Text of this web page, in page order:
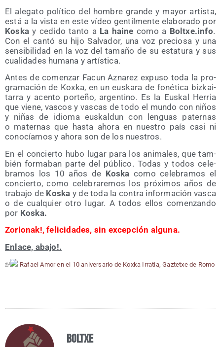
El ale­ga­to polí­ti­co del hom­bre gran­de y mayor artis­ta,
está a la vis­ta en este vídeo gen­til­men­te ela­bo­ra­do por
Kos­ka y cedi­do tan­to a La hai­ne como a Boltxe​.info.
Con el can­tó su hijo Sal­va­dor, una voz pre­cio­sa y una
sen­si­bi­li­dad en la voz del tama­ño de su esta­tu­ra y sus
cua­li­da­des huma­na y artística.
Antes de comen­zar Facun Azna­rez expu­so toda la pro­
gra­ma­ción de Kox­ka, en un eus­ka­ra de foné­ti­ca biz­kai­
ta­rra y acen­to por­te­ño, argen­tino. Es la Eus­kal Herria
que vie­ne, vas­cos y vas­cas de todo el mun­do con niños
y niñas de idio­ma eus­kal­dun con len­guas pater­nas
o mater­nas que has­ta aho­ra en nues­tro país casi ni
cono­cía­mos y aho­ra son de los nuestros.
En el con­cier­to hubo lugar para los ani­ma­les, que tam­
bién for­ma­ban par­te del públi­co. Todas y todos cele­
bra­mos los 10 años de Kos­ka como cele­bra­mos el
con­cier­to, como cele­bra­re­mos los pró­xi­mos años de
tra­ba­jo de Kos­ka y de toda la con­tra infor­ma­ción vas­ca
o de cual­quier otro lugar. A todos ellos comen­zan­do
por Kos­ka.
Zorio­nak!, feli­ci­da­des, sin excep­ción alguna.
Enla­ce, abajo!.
Rafael Amor en el 10 ani­ver­sa­rio de Kox­ka Irra­tia, Gaz­tetxe de Romo
Boltxe